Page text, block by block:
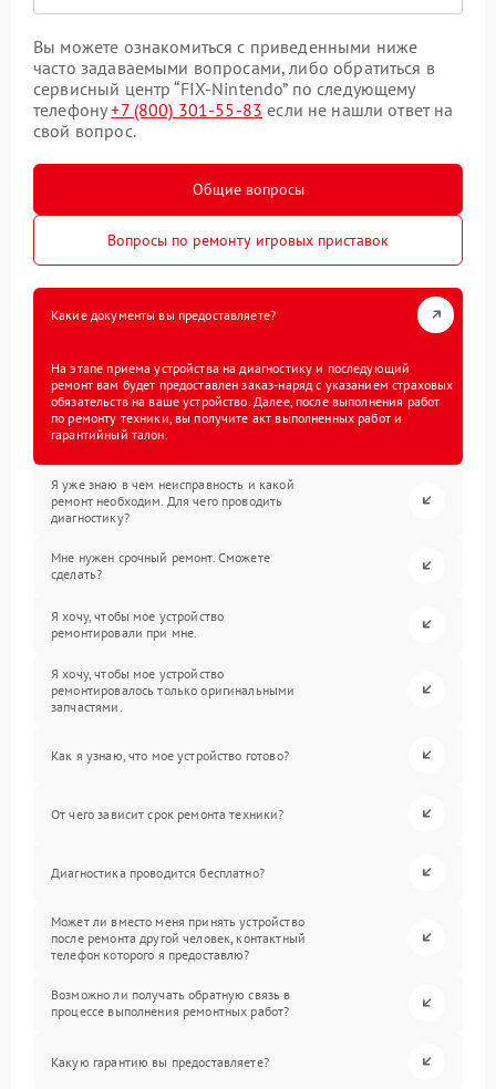
Вы можете ознакомиться с приведенными ниже
часто задаваемыми вопросами, либо обратиться в
сервисный центр “FIX-Nintendo” по следующему
телефону+7 (800) 301-55-83 если не нашли ответ на
свой вопрос.
Общие вопросы
Вопросы по ремонту игровых приставок
Какие документы вы предоставляете?
На этапе приема устройства на диагностику и последующий
ремонт вам будет предоставлен заказ-наряд с указанием страховых
обязательств на ваше устройство. Далее, после выполнения работ
по ремонту техники, вы получите акт выполненных работ и
гарантийный талон.
Я уже знаю в чем неисправность и какой
ремонт необходим. Для чего проводить
диагностику?
Мне нужен срочный ремонт. Сможете
сделать?
Я хочу, чтобы мое устройство
ремонтировали при мне.
Я хочу, чтобы мое устройство
ремонтировалось только оригинальными
запчастями.
Как я узнаю, что мое устройство готово?
От чего зависит срок ремонта техники?
Диагностика проводится бесплатно?
Может ли вместо меня принять устройство
после ремонта другой человек, контактный
телефон которого я предоставлю?
Возможно ли получать обратную связь в
процессе выполнения ремонтных работ?
Какую гарантию вы предоставляете?